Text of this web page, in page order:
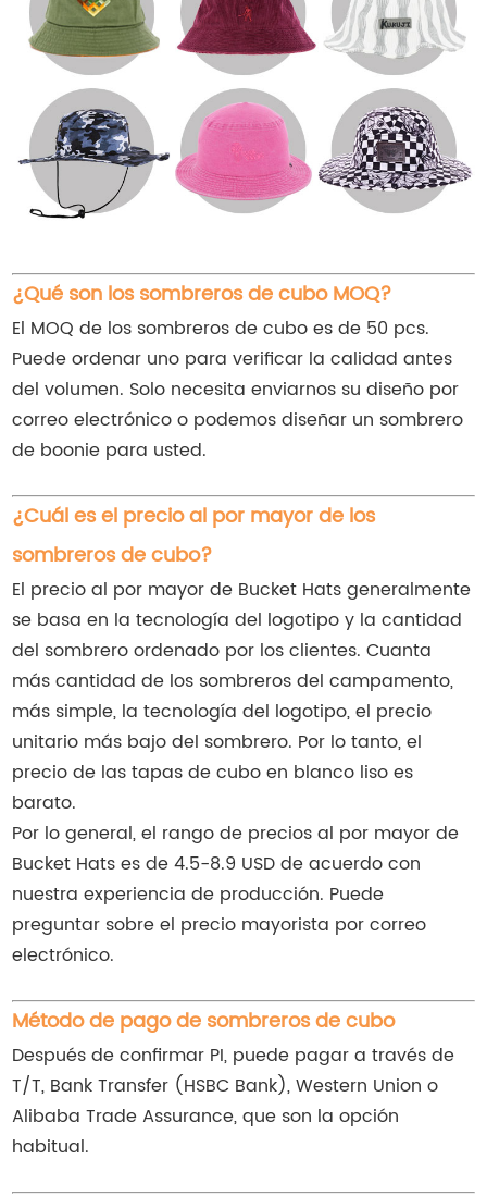
¿Qué son los sombreros de cubo MOQ?
El MOQ de los sombreros de cubo es de 50 pcs.
Puede ordenar uno para verificar la calidad antes
del volumen. Solo necesita enviarnos su diseño por
correo electrónico o podemos diseñar un sombrero
de boonie para usted.
¿Cuál es el precio al por mayor de los
sombreros de cubo?
El precio al por mayor de Bucket Hats generalmente
se basa en la tecnología del logotipo y la cantidad
del sombrero ordenado por los clientes. Cuanta
más cantidad de los sombreros del campamento,
más simple, la tecnología del logotipo, el precio
unitario más bajo del sombrero. Por lo tanto, el
precio de las tapas de cubo en blanco liso es
barato.
Por lo general, el rango de precios al por mayor de
Bucket Hats es de 4.5-8.9 USD de acuerdo con
nuestra experiencia de producción. Puede
preguntar sobre el precio mayorista por correo
electrónico.
Método de pago de sombreros de cubo
Después de confirmar PI, puede pagar a través de
T/T, Bank Transfer (HSBC Bank), Western Union o
Alibaba Trade Assurance, que son la opción
habitual.